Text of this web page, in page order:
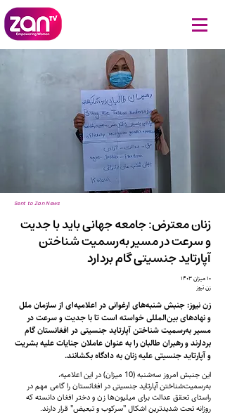
Sent to Zan News
زنان معترض: جامعه جهانی باید با جدیت
و سرعت در مسیر به‌رسمیت شناختن
آپارتاید جنسیتی گام بردارد
۱۰ میزان ۱۴۰۳
زن نیوز
زن نیوز: جنبش شنبه‌های ارغوانی در اعلامیه‌ای از سازمان ملل
و نهادهای بین‌المللی خواسته است تا با جدیت و سرعت در
مسیر به‌رسمیت شناختن آپارتاید جنسیتی در افغانستان گام
بردارند و رهبران طالبان را به عنوان عاملان جنایات علیه بشریت
و آپارتاید جنسیتی علیه زنان به دادگاه بکشانند.
این جنبش امروز سه‌شنبه (10 میزان) در این ‌اعلامیه،
به‌رسمیت‌شناختن آپارتاید جنسیتی در افغانستان را گامی مهم در
راستای تحقق عدالت برای میلیون‌ها زن و دختر افغان دانسته که
روزانه تحت شدیدترین اشکال "سرکوب و تبعیض" قرار دارند.